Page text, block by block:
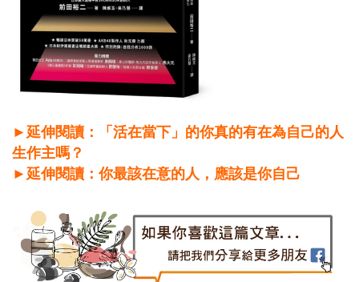
►延伸閱讀：「活在當下」的你真的有在為自己的人
生作主嗎？
►延伸閱讀：你最該在意的人，應該是你自己